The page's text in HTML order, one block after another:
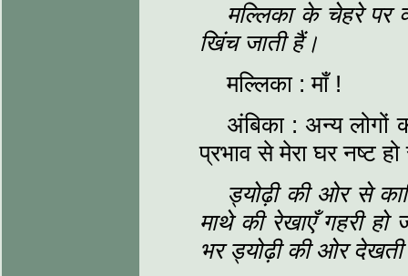
मल्लिका के चेहरे पर
खिंच जाती हैं।
मल्लिका : माँ !
अंबिका : अन्य
प्रभाव से मेरा घर नष्ट
ड्योढ़ी की ओर से
माथे की रेखाएँ गहरी
भर ड्योढ़ी की ओर